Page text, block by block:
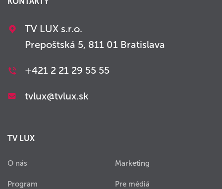
TV LUX s.r.o.
Prepoštská 5, 811 01 Bratislava
+421 2 21 29 55 55
tvlux@tvlux.sk
TV LUX
O nás
Program
Marketing
Pre médiá